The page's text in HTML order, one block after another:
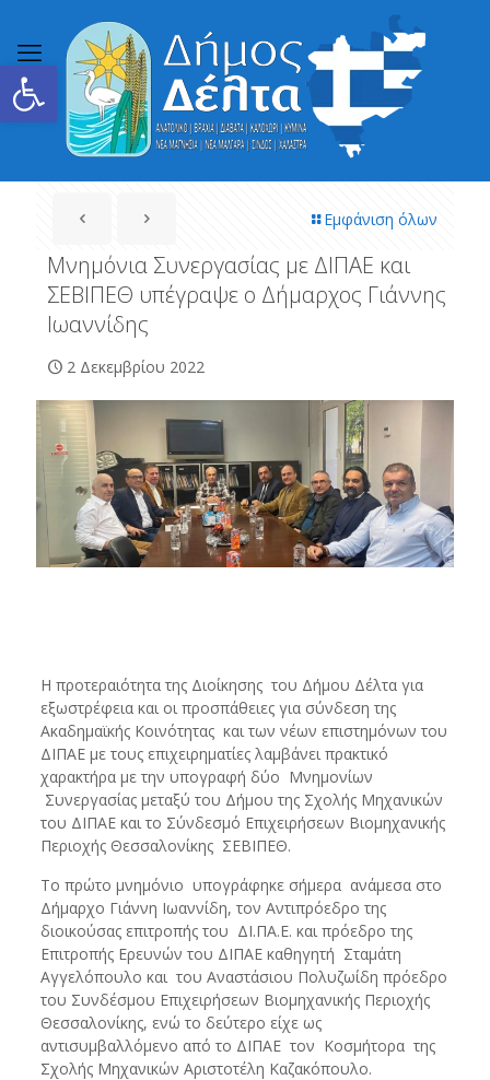
Ανοίξτε τη γραμμή εργαλείων
Εμφάνιση όλων
Μνημόνια Συνεργασίας με ΔΙΠΑΕ και
ΣΕΒΙΠΕΘ υπέγραψε ο Δήμαρχος Γιάννης
Ιωαννίδης
2 Δεκεμβρίου 2022
Η προτεραιότητα της Διοίκησης του Δήμου Δέλτα για
εξωστρέφεια και οι προσπάθειες για σύνδεση της
Ακαδημαϊκής Κοινότητας και των νέων επιστημόνων του
ΔΙΠΑΕ με τους επιχειρηματίες λαμβάνει πρακτικό
χαρακτήρα με την υπογραφή δύο Μνημονίων
Συνεργασίας μεταξύ του Δήμου της Σχολής Μηχανικών
του ΔΙΠΑΕ και το Σύνδεσμό Επιχειρήσεων Βιομηχανικής
Περιοχής Θεσσαλονίκης ΣΕΒΙΠΕΘ.
Το πρώτο μνημόνιο υπογράφηκε σήμερα ανάμεσα στο
Δήμαρχο Γιάννη Ιωαννίδη, τον Αντιπρόεδρο της
διοικούσας επιτροπής του ΔΙ.ΠΑ.Ε. και πρόεδρο της
Επιτροπής Ερευνών του ΔΙΠΑΕ καθηγητή Σταμάτη
Αγγελόπουλο και του Αναστάσιου Πολυζωίδη πρόεδρο
του Συνδέσμου Επιχειρήσεων Βιομηχανικής Περιοχής
Θεσσαλονίκης, ενώ το δεύτερο είχε ως
αντισυμβαλλόμενο από το ΔΙΠΑΕ τον Κοσμήτορα της
Σχολής Μηχανικών Αριστοτέλη Καζακόπουλο.